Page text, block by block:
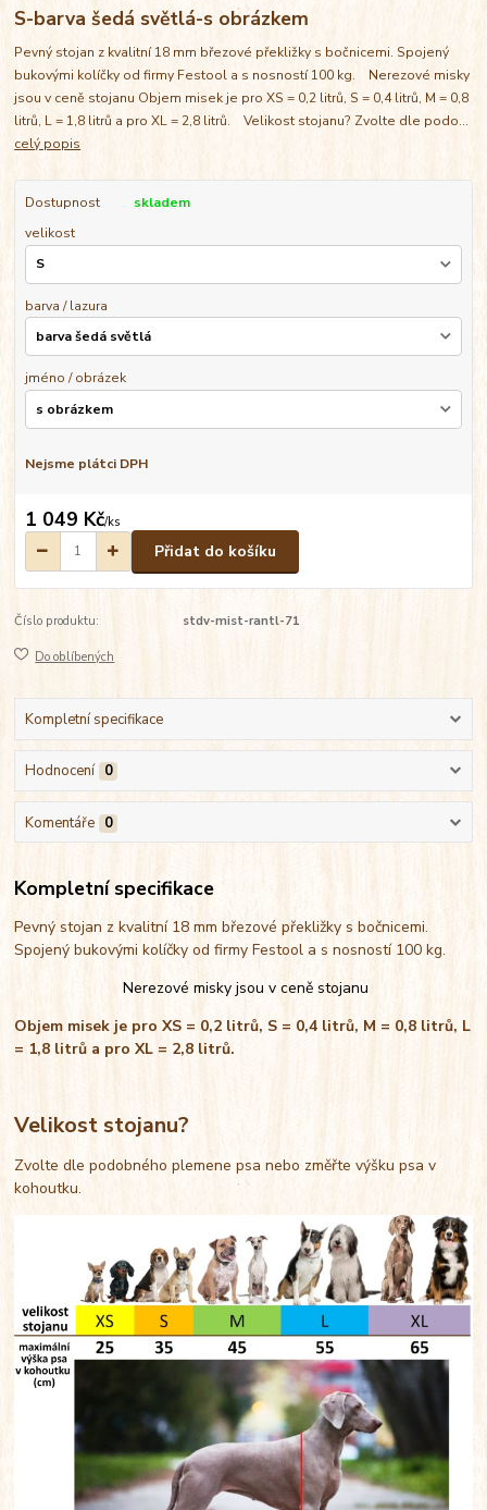
S-barva šedá světlá-s obrázkem
Pevný stojan z kvalitní 18 mm březové překližky s bočnicemi. Spojený
bukovými kolíčky od firmy Festool a s nosností 100 kg. Nerezové misky
jsou v ceně stojanu Objem misek je pro XS = 0,2 litrů, S = 0,4 litrů, M = 0,8
litrů, L = 1,8 litrů a pro XL = 2,8 litrů. Velikost stojanu? Zvolte dle podo...
celý popis
Dostupnost
skladem
velikost
barva / lazura
jméno / obrázek
Nejsme plátci DPH
1 049 Kč/ks
Přidat do košíku
Číslo produktu: stdv-mist-rantl-71
Do oblíbených
Kompletní specifikace
Hodnocení 0
Komentáře 0
Kompletní specifikace
Pevný stojan z kvalitní 18 mm březové překližky s bočnicemi.
Spojený bukovými kolíčky od firmy Festool a s nosností 100 kg.
Nerezové misky jsou v ceně stojanu
Objem misek je pro XS = 0,2 litrů, S = 0,4 litrů, M = 0,8 litrů, L
= 1,8 litrů a pro XL = 2,8 litrů.
Velikost stojanu?
Zvolte dle podobného plemene psa nebo změřte výšku psa v
kohoutku.